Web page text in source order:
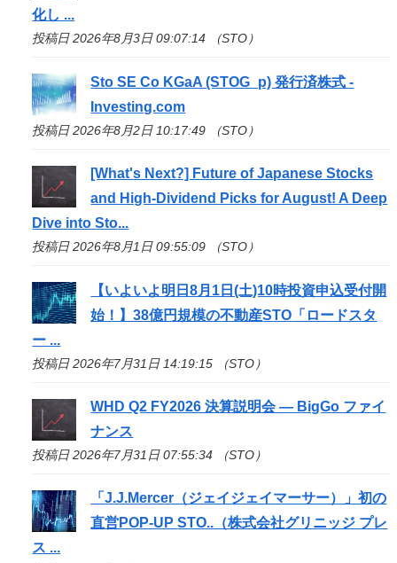
化し ...
投稿日 2026年8月3日 09:07:14 （STO）
Sto SE Co KGaA (STOG_p) 発行済株式 -
Investing.com
投稿日 2026年8月2日 10:17:49 （STO）
[What's Next?] Future of Japanese Stocks
and High-Dividend Picks for August! A Deep
Dive intoSto...
投稿日 2026年8月1日 09:55:09 （STO）
【いよいよ明日8月1日(土)10時投資申込受付開
始！】38億円規模の不動産STO 「ロードスタ
ー ...
投稿日 2026年7月31日 14:19:15 （STO）
WHD Q2 FY2026 決算説明会 — BigGo ファイ
ナンス
投稿日 2026年7月31日 07:55:34 （STO）
「J.J.Mercer（ジェイジェイマーサー）」初の
直営POP-UPSTO..（株式会社グリニッジ プレ
ス ...